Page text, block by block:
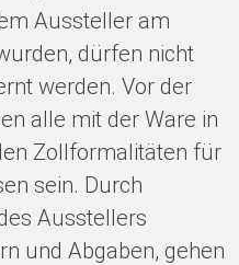
Aussteller am
dürfen nicht
werden. Vor der
alle mit der Ware in
Zollformalitäten für
sein. Durch
Ausstellers
und Abgaben, gehen